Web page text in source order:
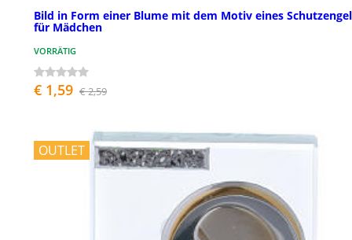
Bild in Form einer Blume mit dem Motiv eines
für Mädchen
VORRÄTIG
€ 1,59 € 2,59
OUTLET